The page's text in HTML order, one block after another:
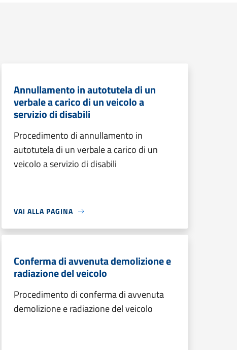
Annullamento in autotutela di un
verbale a carico di un veicolo a
servizio di disabili
Procedimento di annullamento in
autotutela di un verbale a carico di un
veicolo a servizio di disabili
VAI ALLA PAGINA
Conferma di avvenuta demolizione e
radiazione del veicolo
Procedimento di conferma di avvenuta
demolizione e radiazione del veicolo